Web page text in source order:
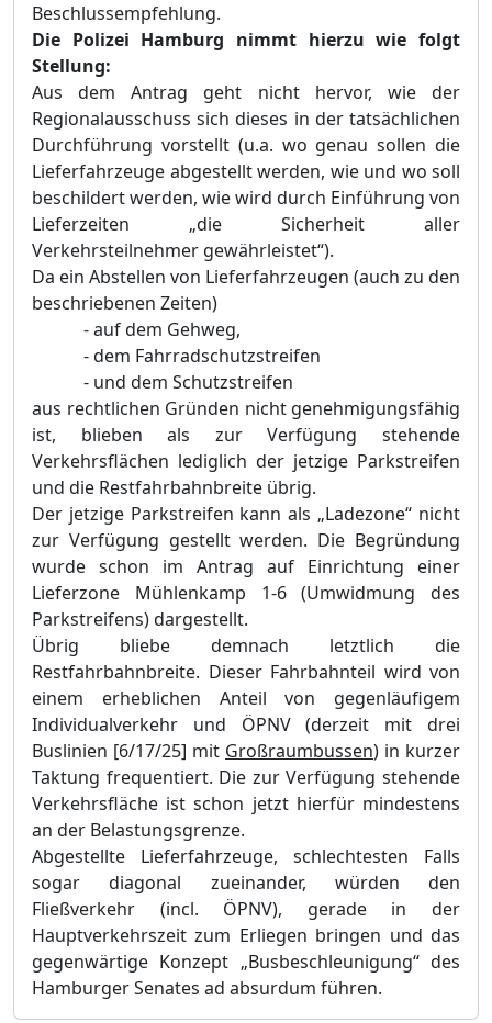
Beschlussempfehlung.
Die Polizei Hamburg nimmt hierzu wie folgt
Stellung:
Aus dem Antrag geht nicht hervor, wie der
Regionalausschuss sich dieses in der tatsächlichen
Durchführung vorstellt (u.a. wo genau sollen die
Lieferfahrzeuge abgestellt werden, wie und wo soll
beschildert werden, wie wird durch Einführung von
Lieferzeiten „die Sicherheit aller
Verkehrsteilnehmer gewährleistet“).
Da ein Abstellen von Lieferfahrzeugen (auch zu den
beschriebenen Zeiten)
- auf dem Gehweg,
- dem Fahrradschutzstreifen
- und dem Schutzstreifen
aus rechtlichen Gründen nicht genehmigungsfähig
ist, blieben als zur Verfügung stehende
Verkehrsflächen lediglich der jetzige Parkstreifen
und die Restfahrbahnbreite übrig.
Der jetzige Parkstreifen kann als „Ladezone“ nicht
zur Verfügung gestellt werden. Die Begründung
wurde schon im Antrag auf Einrichtung einer
Lieferzone Mühlenkamp 1-6 (Umwidmung des
Parkstreifens) dargestellt.
Übrig bliebe demnach letztlich die
Restfahrbahnbreite. Dieser Fahrbahnteil wird von
einem erheblichen Anteil von gegenläufigem
Individualverkehr und ÖPNV (derzeit mit drei
Buslinien [6/17/25] mit Großraumbussen) in kurzer
Taktung frequentiert. Die zur Verfügung stehende
Verkehrsfläche ist schon jetzt hierfür mindestens
an der Belastungsgrenze.
Abgestellte Lieferfahrzeuge, schlechtesten Falls
sogar diagonal zueinander, würden den
Fließverkehr (incl. ÖPNV), gerade in der
Hauptverkehrszeit zum Erliegen bringen und das
gegenwärtige Konzept „Busbeschleunigung“ des
Hamburger Senates ad absurdum führen.